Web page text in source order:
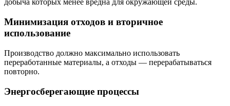
добыча которых менее вредна для окружающей среды.
Минимизация отходов и вторичное
использование
Производство должно максимально использовать
переработанные материалы, а отходы — перерабатываться
повторно.
Энергосберегающие процессы